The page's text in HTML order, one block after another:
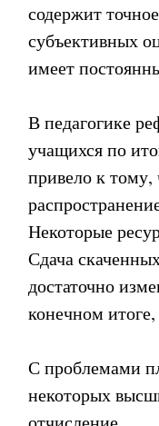
содержит
субъективных
имеет
В педагогике
учащихся по
привело к тому,
Некоторые
Сдача
достаточно
конечном
С проблемами
некоторых